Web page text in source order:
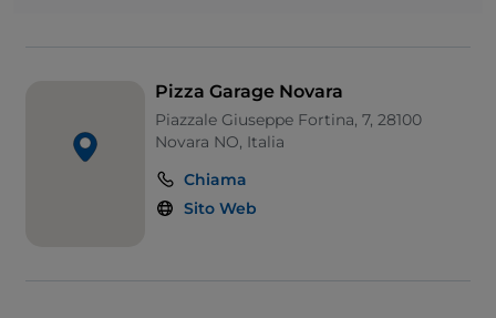
Pizza Garage Novara
Piazzale Giuseppe Fortina, 7, 28100
Novara NO, Italia
Chiama
Sito Web